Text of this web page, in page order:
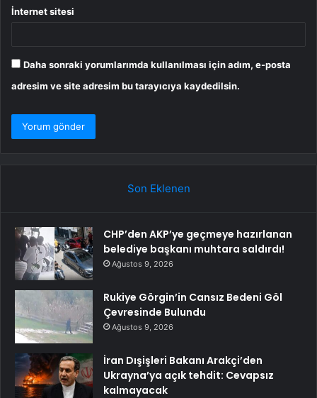
İnternet sitesi
Daha sonraki yorumlarımda kullanılması için adım, e-posta
adresim ve site adresim bu tarayıcıya kaydedilsin.
Son Eklenen
CHP’den AKP’ye geçmeye hazırlanan
belediye başkanı muhtara saldırdı!
Ağustos 9, 2026
Rukiye Görgin’in Cansız Bedeni Göl
Çevresinde Bulundu
Ağustos 9, 2026
İran Dışişleri Bakanı Arakçi’den
Ukrayna’ya açık tehdit: Cevapsız
kalmayacak